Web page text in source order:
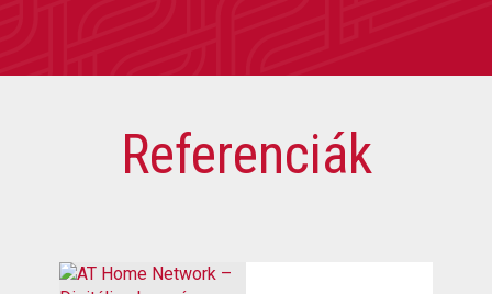
Referenciák